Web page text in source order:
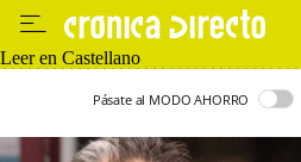
Leer en Castellano
Pásate al MODO AHORRO